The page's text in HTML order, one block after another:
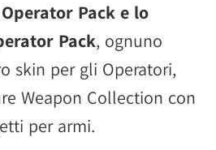
Pack e lo
Pack, ognuno
skin per gli Operatori,
Weapon Collection con
per armi.